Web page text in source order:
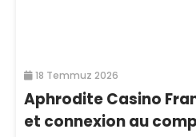
18 Temmuz 2026
Aphrodite Casino
et connexion au